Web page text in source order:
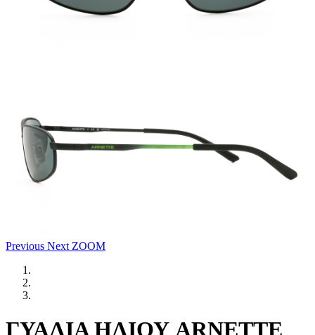
Previous Next ZOOM
ΓΥΑΛΙΑ ΗΛΙΟΥ ARNETTE